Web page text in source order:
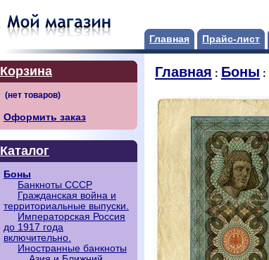
Главная Прайс-лист
Корзина
Оформить заказ
Каталог
Боны
Банкноты СССР
Гражданская война и
территориальные выпуски.
Императорская Россия
до 1917 года
включительно.
Иностранные банкноты
Главная : Боны :